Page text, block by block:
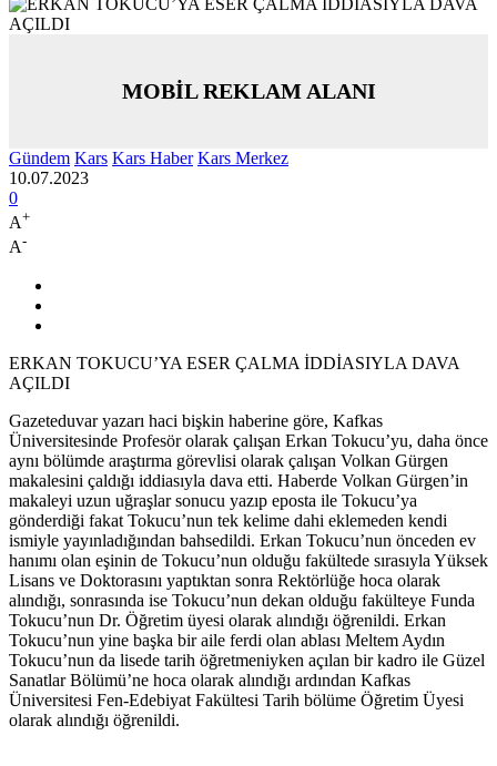
MOBİL REKLAM ALANI
Gündem Kars Kars Haber Kars Merkez
10.07.2023
0
A+
A-
ERKAN TOKUCU’YA ESER ÇALMA İDDİASIYLA DAVA
AÇILDI
Gazeteduvar yazarı haci bişkin haberine göre, Kafkas
Üniversitesinde Profesör olarak çalışan Erkan Tokucu’yu, daha önce
aynı bölümde araştırma görevlisi olarak çalışan Volkan Gürgen
makalesini çaldığı iddiasıyla dava etti. Haberde Volkan Gürgen’in
makaleyi uzun uğraşlar sonucu yazıp eposta ile Tokucu’ya
gönderdiği fakat Tokucu’nun tek kelime dahi eklemeden kendi
ismiyle yayınladığından bahsedildi. Erkan Tokucu’nun önceden ev
hanımı olan eşinin de Tokucu’nun olduğu fakültede sırasıyla Yüksek
Lisans ve Doktorasını yaptıktan sonra Rektörlüğe hoca olarak
alındığı, sonrasında ise Tokucu’nun dekan olduğu fakülteye Funda
Tokucu’nun Dr. Öğretim üyesi olarak alındığı öğrenildi. Erkan
Tokucu’nun yine başka bir aile ferdi olan ablası Meltem Aydın
Tokucu’nun da lisede tarih öğretmeniyken açılan bir kadro ile Güzel
Sanatlar Bölümü’ne hoca olarak alındığı ardından Kafkas
Üniversitesi Fen-Edebiyat Fakültesi Tarih bölüme Öğretim Üyesi
olarak alındığı öğrenildi.